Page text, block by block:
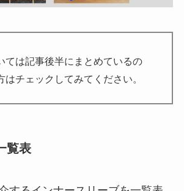
ては記事後半にまとめているの
はチェックしてみてください。
覧表